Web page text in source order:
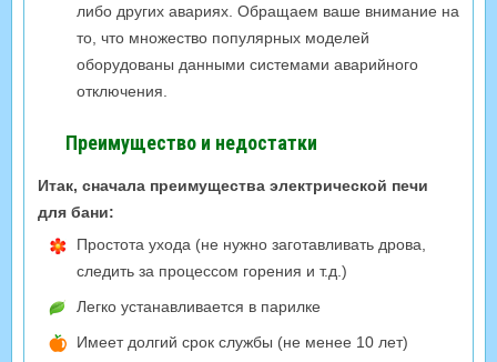
либо других авариях. Обращаем ваше внимание на
то, что множество популярных моделей
оборудованы данными системами аварийного
отключения.
Преимущество и недостатки
Итак, сначала преимущества электрической печи
для бани:
Простота ухода (не нужно заготавливать дрова,
следить за процессом горения и т.д.)
Легко устанавливается в парилке
Имеет долгий срок службы (не менее 10 лет)